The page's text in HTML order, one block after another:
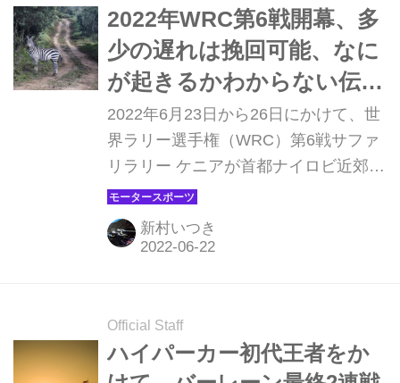
2022年WRC第6戦開幕、多
少の遅れは挽回可能、なに
が起きるかわからない伝統
のグラベルラリー【サファ
リラリー ケニア プレビュ
ー】
2022年6月23日から26日にかけて、世
界ラリー選手権（WRC）第6戦サファ
リラリー ケニアが首都ナイロビ近郊の
ナイバシャを起点に開催される。何が
起きるかわからない過酷なラリーは、
通常のイベントとは少し異なり、トラ
新村いつき
Official Staff
ハイパーカー初代王者をか